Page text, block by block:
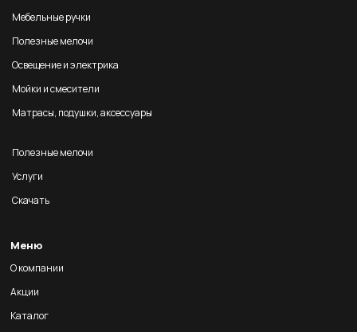
Мебельные ручки
Полезные мелочи
Освещение и электрика
Мойки и смесители
Матрасы, подушки, аксессуары
Полезные мелочи
Услуги
Скачать
Меню
О компании
Акции
Каталог